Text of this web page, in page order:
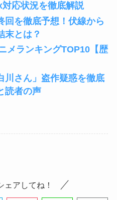
応状況を徹底解説
回を徹底予想！伏線から
末とは？
メランキングTOP10【歴
川さん」盗作疑惑を徹底
読者の声
ェアしてね！